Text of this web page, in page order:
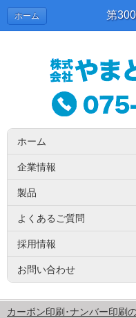
ホーム
ホーム
企業情報
製品
よくあるご質問
採用情報
お問い合わせ
カーボン印刷･ナンバー印刷